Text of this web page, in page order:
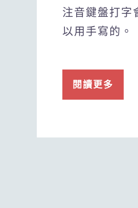
注音鍵盤打字
以用手寫的。
閱讀更多